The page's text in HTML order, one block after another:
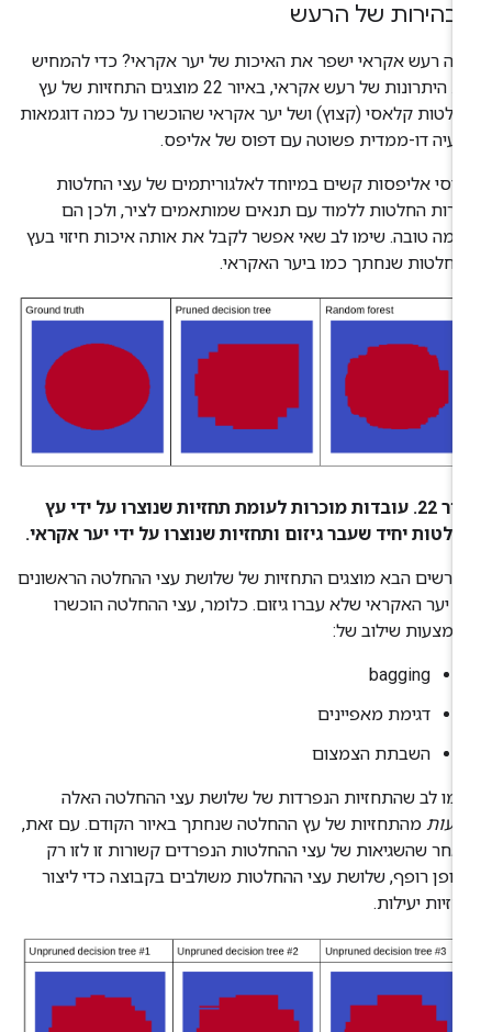
של הרעש
רעש אקראי ישפר את האיכות של יער אקראי? כדי להמחיש
את היתרונות של רעש אקראי, באיור 22 מוצגים התחזיות של עץ
קלאסי (קצוץ) ושל יער אקראי שהוכשרו על כמה דוגמאות
דו-ממדית פשוטה עם דפוס של אליפס.
אליפסות קשים במיוחד לאלגוריתמים של עצי החלטות
החלטות ללמוד עם תנאים שמותאמים לציר, ולכן הם
טובה. שימו לב שאי אפשר לקבל את אותה איכות חיזוי בעץ
שנחתך כמו ביער האקראי.
איור 22. עובדות מוכרות לעומת תחזיות שנוצרו על ידי עץ
יחיד שעבר גיזום ותחזיות שנוצרו על ידי יער אקראי.
הבא מוצגים התחזיות של שלושת עצי ההחלטה הראשונים
יער האקראי שלא עברו גיזום. כלומר, עצי ההחלטה הוכשרו
שילוב של:
bagging
דגימת מאפיינים
השבתת הצמצום
לב שהתחזיות הנפרדות של שלושת עצי ההחלטה האלה
מהתחזיות של עץ ההחלטה שנחתך באיור הקודם. עם זאת,
שהשגיאות של עצי ההחלטות הנפרדים קשורות זו לזו רק
רופף, שלושת עצי ההחלטות משולבים בקבוצה כדי ליצור
יעילות.